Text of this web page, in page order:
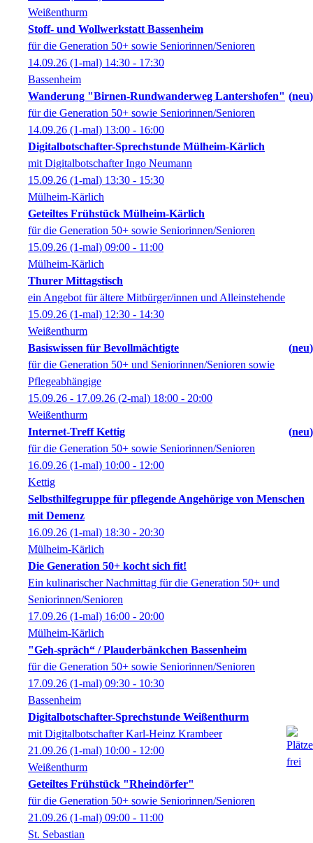
Weißenthurm
Stoff- und Wollwerkstatt Bassenheim
für die Generation 50+ sowie Seniorinnen/Senioren
14.09.26 (1-mal) 14:30 - 17:30
Bassenheim
Wanderung "Birnen-Rundwanderweg Lantershofen"
neu
für die Generation 50+ sowie Seniorinnen/Senioren
14.09.26 (1-mal) 13:00 - 16:00
Digitalbotschafter-Sprechstunde Mülheim-Kärlich
mit Digitalbotschafter Ingo Neumann
15.09.26 (1-mal) 13:30 - 15:30
Mülheim-Kärlich
Geteiltes Frühstück Mülheim-Kärlich
für die Generation 50+ sowie Seniorinnen/Senioren
15.09.26 (1-mal) 09:00 - 11:00
Mülheim-Kärlich
Thurer Mittagstisch
ein Angebot für ältere Mitbürger/innen und Alleinstehende
15.09.26 (1-mal) 12:30 - 14:30
Weißenthurm
Basiswissen für Bevollmächtigte
neu
für die Generation 50+ und Seniorinnen/Senioren sowie
Pflegeabhängige
15.09.26 - 17.09.26 (2-mal) 18:00 - 20:00
Weißenthurm
Internet-Treff Kettig
neu
für die Generation 50+ sowie Seniorinnen/Senioren
16.09.26 (1-mal) 10:00 - 12:00
Kettig
Selbsthilfegruppe für pflegende Angehörige von Menschen
mit Demenz
16.09.26 (1-mal) 18:30 - 20:30
Mülheim-Kärlich
Die Generation 50+ kocht sich fit!
Ein kulinarischer Nachmittag für die Generation 50+ und
Seniorinnen/Senioren
17.09.26 (1-mal) 16:00 - 20:00
Mülheim-Kärlich
"Geh-spräch“ / Plauderbänkchen Bassenheim
für die Generation 50+ sowie Seniorinnen/Senioren
17.09.26 (1-mal) 09:30 - 10:30
Bassenheim
Digitalbotschafter-Sprechstunde Weißenthurm
mit Digitalbotschafter Karl-Heinz Krambeer
21.09.26 (1-mal) 10:00 - 12:00
Weißenthurm
Geteiltes Frühstück "Rheindörfer"
für die Generation 50+ sowie Seniorinnen/Senioren
21.09.26 (1-mal) 09:00 - 11:00
St. Sebastian